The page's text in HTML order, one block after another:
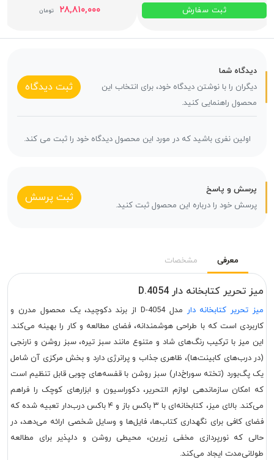
ثبت سفارش
۲۸,۸۱۰,۰۰۰ تومان
دیدگاه شما
دیگران را با نوشتن دیدگاه خود، برای انتخاب این
محصول راهنمایی کنید.
ثبت دیدگاه
اولین نفری باشید که در مورد این محصول دیدگاه خود را ثبت می کند.
پرسش و پاسخ
پرسش خود را درباره این محصول ثبت کنید.
ثبت پرسش
معرفی مشخصات
میز تحریر کتابخانه دار D.4054
میز تحریر کتابخانه‌ دار
مدل D-4054 از برند دکوچید، یک محصول مدرن و
کاربردی است که با طراحی هوشمندانه، فضای مطالعه و کار را بهینه می‌کند.
این میز با ترکیب رنگ‌های شاد و متنوع مانند سبز تیره، سبز روشن و نارنجی
(در درب‌های کابینت‌ها)، ظاهری جذاب و پرانرژی دارد و بخش مرکزی آن شامل
یک پگ‌بورد (تخته سوراخ‌دار) سبز روشن با قفسه‌های چوبی قابل تنظیم است
که امکان سازماندهی لوازم التحریر، دکوراسیون و ابزارهای کوچک را فراهم
می‌کند. بالای میز، کتابخانه‌ای با ۳ باکس باز و ۴ باکس درب‌دار تعبیه شده که
فضای کافی برای نگهداری کتاب‌ها، فایل‌ها و وسایل شخصی ارائه می‌دهد، در
حالی که نورپردازی مخفی زیرین، محیطی روشن و دلپذیر برای مطالعه
طولانی‌مدت ایجاد می‌کند.